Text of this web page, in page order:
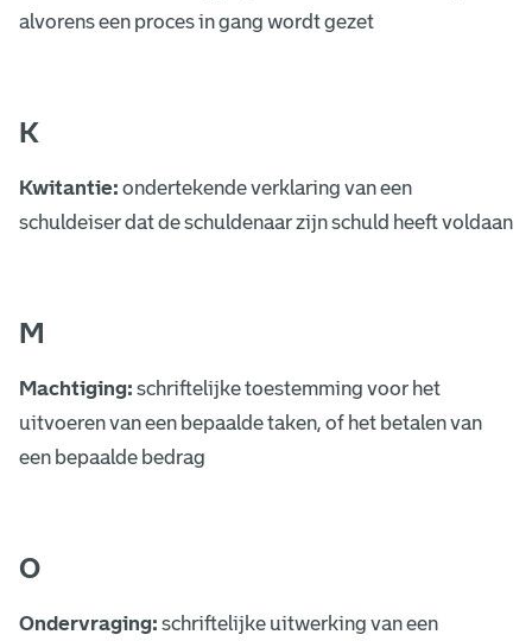
alvorens een proces in gang wordt gezet
K
Kwitantie: ondertekende verklaring van een
schuldeiser dat de schuldenaar zijn schuld heeft voldaan
M
Machtiging: schriftelijke toestemming voor het
uitvoeren van een bepaalde taken, of het betalen van
een bepaalde bedrag
O
Ondervraging: schriftelijke uitwerking van een